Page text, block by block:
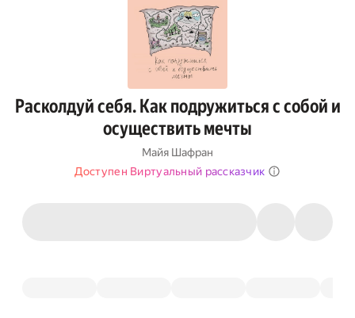
Расколдуй себя. Как подружиться с собой и
осуществить мечты
Майя Шафран
Доступен Виртуальный рассказчик